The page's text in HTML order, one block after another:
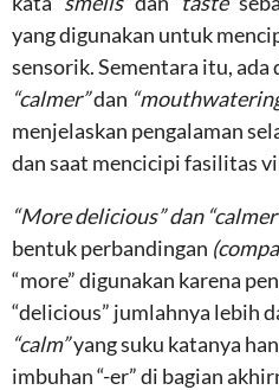
yang digunakan untuk
sensorik. Sementara itu, ada
“calmer”dan
menjelaskan pengalaman
dan saat mencicipi fasilitas
“More delicious” dan
bentuk perbandingan
“more” digunakan karena
“delicious” jumlahnya lebih
“calm”yang suku katanya
imbuhan “-er” di bagian